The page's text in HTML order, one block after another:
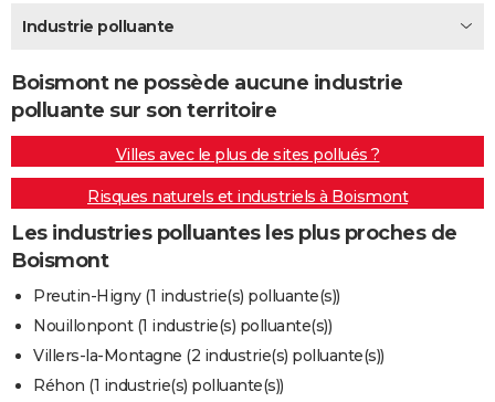
Destinations
City break
Voyage nature
Voyage de noces
Forum
Climat
+PHOTO
GUIDES D'ACHAT
BONS PLANS
CARTE DE VOEUX
Carte de Noël
Carte Bonne année
Carte Saint-Valentin
Carte Pâques
Carte d'anniversaire
DICTIONNAIRE
Dictionnaire
Biographies
Citations
Expressions
Proverbes
PROGRAMME TV
COPAINS D'AVANT
S'inscrire
Se connecter
Lycées
Collèges
Primaires
Universités
Entreprises
Service militaire
Avis de recherche
AVIS DE DÉCÈS
FORUM
Industrie polluante
Boismont ne possède aucune industrie
polluante sur son territoire
Villes avec le plus de sites pollués ?
Risques naturels et industriels à Boismont
Les industries polluantes les plus proches de
Boismont
Preutin-Higny (1 industrie(s) polluante(s))
Nouillonpont (1 industrie(s) polluante(s))
Villers-la-Montagne (2 industrie(s) polluante(s))
Réhon (1 industrie(s) polluante(s))